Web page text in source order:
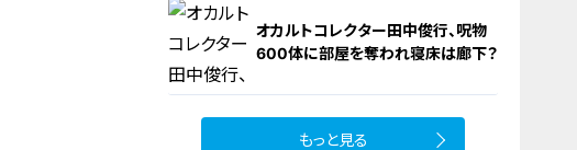
オカルトコレクター田中俊行、呪物
600体に部屋を奪われ寝床は廊下？
もっと見る